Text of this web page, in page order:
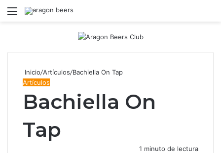
Menú
Inicio/Artículos/Bachiella On Tap
Artículos
Bachiella On
Tap
1 minuto de lectura